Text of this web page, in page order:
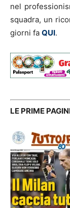
nel
squadra, un
giorni fa QUI.
LE PRIME